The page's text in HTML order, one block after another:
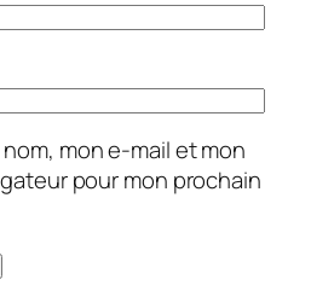
mon e-mail et mon
pour mon prochain